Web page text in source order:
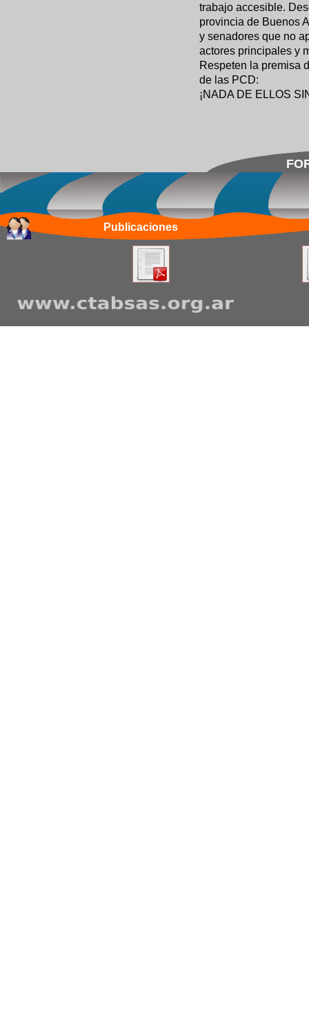
trabajo accesible.
provincia de Buenos
y senadores que no
actores principales y
​Respeten la premisa
de las PCD:
¡NADA DE ELLOS
Publicaciones